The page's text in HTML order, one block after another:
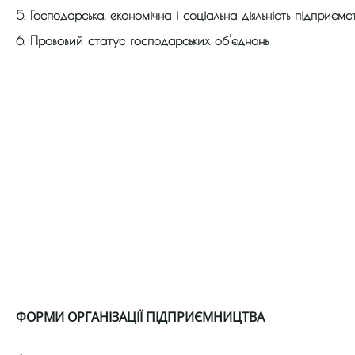
5. Господарська, економічна і соціальна діяльність
6. Правовий статус господарських об'єднань
ФОРМИ ОРГАНІЗАЦІЇ ПІДПРИЄМНИЦТВА